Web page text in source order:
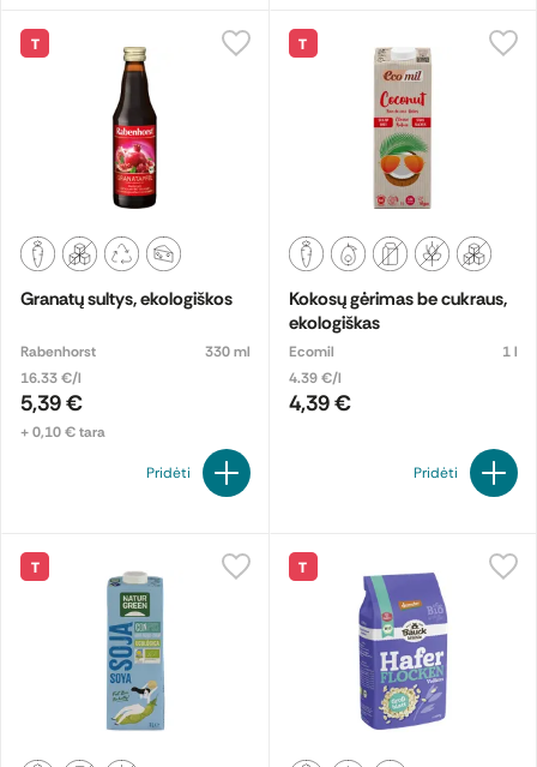
T
Granatų sultys, ekologiškos
Rabenhorst
330 ml
16.33 €/l
5,39 €
+ 0,10 € tara
Pridėti
T
Kokosų gėrimas be cukraus,
ekologiškas
Ecomil
1 l
4.39 €/l
4,39 €
Pridėti
T T